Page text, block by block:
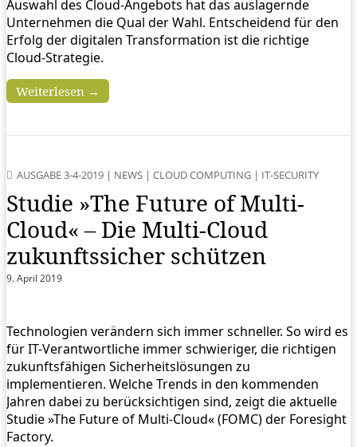
Auswahl des Cloud-Angebots hat das auslagernde
Unternehmen die Qual der Wahl. Entscheidend für den
Erfolg der digitalen Transformation ist die richtige
Cloud-Strategie.
Weiterlesen →
AUSGABE 3-4-2019 | NEWS | CLOUD COMPUTING | IT-SECURITY
Studie »The Future of Multi-
Cloud« – Die Multi-Cloud
zukunftssicher schützen
9. April 2019
Technologien verändern sich immer schneller. So wird es
für IT-Verantwortliche immer schwieriger, die richtigen
zukunftsfähigen Sicherheitslösungen zu
implementieren. Welche Trends in den kommenden
Jahren dabei zu berücksichtigen sind, zeigt die aktuelle
Studie »The Future of Multi-Cloud« (FOMC) der Foresight
Factory.